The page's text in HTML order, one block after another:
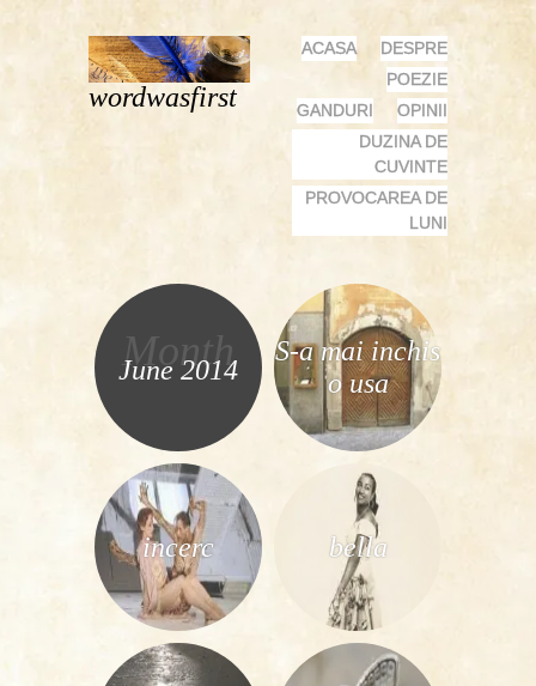
wordwasfirst
MENU
SKIP
CONTENT
ACASA
DESPRE
POEZIE
GANDURI
OPINII
DUZINA DE
CUVINTE
PROVOCAREA DE
LUNI
Month
June 2014
S-a mai inchis
o usa
incerc bella